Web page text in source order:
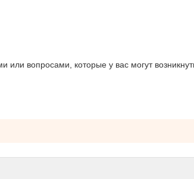
вопросами, которые у вас могут